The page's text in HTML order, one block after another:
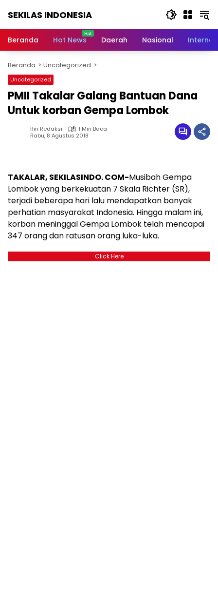
SEKILAS INDONESIA
Terkini,
Latest
World,
Headlines,
News
Today
Beranda Hot News Daerah Nasional
Beranda Uncategorized
Uncategorized
PMII Takalar Galang Bantuan Dana
Untuk korban Gempa Lombok
Rin Redaksi
1 Min Baca
Rabu, 8 Agustus 2018
TAKALAR, SEKILASINDO. COM-Musibah Gempa
Lombok yang berkekuatan 7 Skala Richter (SR),
terjadi beberapa hari lalu mendapatkan banyak
perhatian masyarakat Indonesia. Hingga malam ini,
korban meninggal Gempa Lombok telah mencapai
347 orang dan ratusan orang luka-luka.
Click Here